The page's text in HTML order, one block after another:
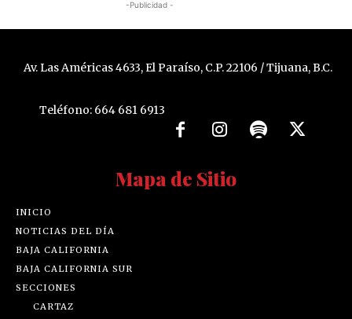
-Publicidad -
Av. Las Américas 4633, El Paraíso, C.P. 22106 / Tijuana, B.C.
Teléfono: 664 681 6913
Mapa de Sitio
INICIO
NOTICIAS DEL DÍA
BAJA CALIFORNIA
BAJA CALIFORNIA SUR
SECCIONES
CARTAZ